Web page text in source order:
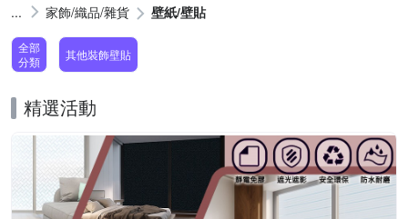
家飾/織品/雜貨 壁紙/壁貼
全部
分類
其他裝飾壁貼
精選活動